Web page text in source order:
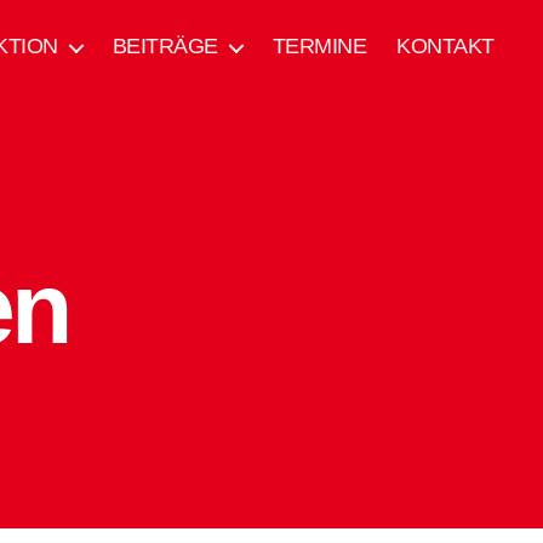
BEITRÄGE TERMINE KONTAKT